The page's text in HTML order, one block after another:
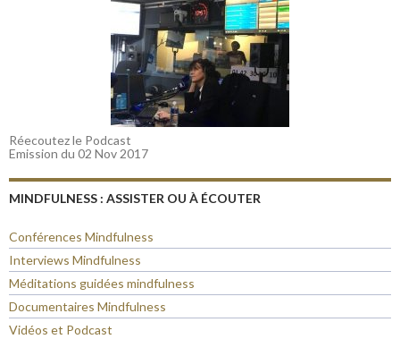
Réecoutez le Podcast
Emission du 02 Nov 2017
MINDFULNESS : ASSISTER OU À ÉCOUTER
Conférences Mindfulness
Interviews Mindfulness
Méditations guidées mindfulness
Documentaires Mindfulness
Vidéos et Podcast